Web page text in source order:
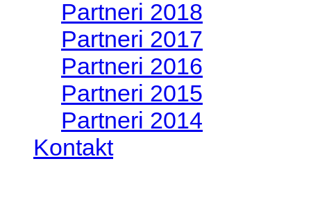
Partneri 2018
Partneri 2017
Partneri 2016
Partneri 2015
Partneri 2014
Kontakt